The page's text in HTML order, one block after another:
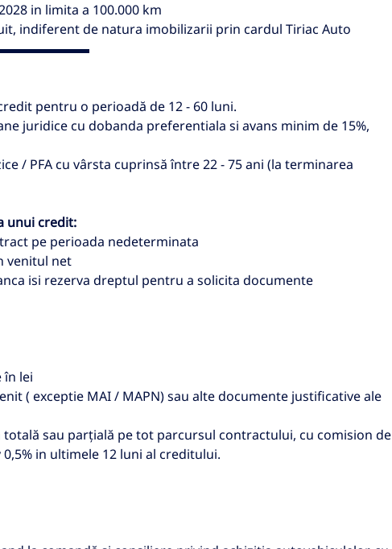
in limita a 100.000 km
indiferent de natura imobilizarii prin cardul Tiriac Auto
pentru o perioadă de 12 - 60 luni.
juridice cu dobanda preferentiala si avans minim de 15%,
/ PFA cu vârsta cuprinsă între 22 - 75 ani (la terminarea
unui credit:
pe perioada nedeterminata
venitul net
isi rezerva dreptul pentru a solicita documente
în lei
( exceptie MAI / MAPN) sau alte documente justificative ale
sau parțială pe tot parcursul contractului, cu comision de
in ultimele 12 luni al creditului.